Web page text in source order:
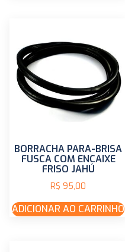
BORRACHA PARA-BRISA
FUSCA COM ENCAIXE
FRISO JAHÚ
R$ 95,00
ADICIONAR AO CARRINHO